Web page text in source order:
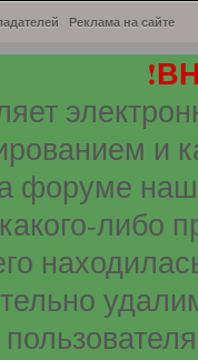
Реклама на сайте
и
форуме
либо